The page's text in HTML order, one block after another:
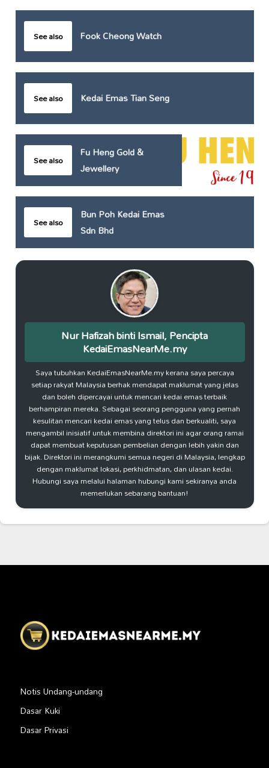
See also Fook Cheong Watch
See also Kedai Emas Tian Seng
See also
Fu Heng Gold &
Jewellery
See also
Bun Poh Kedai Emas
Sdn Bhd
Nur Hafizah binti Ismail, Pencipta
KedaiEmasNearMe.my
Saya tubuhkan KedaiEmasNearMe.my kerana saya percaya
setiap rakyat Malaysia berhak mendapat maklumat yang jelas
dan boleh dipercayai untuk mencari kedai emas terbaik
berhampiran mereka. Sebagai seorang pengguna yang pernah
kesulitan mencari kedai emas yang telus dan berkualiti, saya
mengambil inisiatif untuk membina direktori ini agar orang ramai
dapat membuat keputusan pembelian dengan lebih yakin dan
bijak. Direktori ini merangkumi semua negeri di Malaysia, lengkap
dengan maklumat lokasi, perkhidmatan, dan ulasan kedai.
Hubungi saya melalui halaman hubungi kami sekiranya anda
memerlukan sebarang bantuan!
Notis Undang-undang
Dasar Kuki
Dasar Privasi